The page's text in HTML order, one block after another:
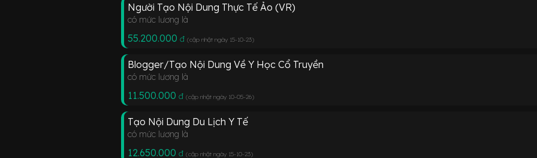
Người Tạo Nội Dung Thực Tế Ảo (VR)
có mức lương là
55.200.000 đ (cập nhật ngày 15-10-23)
Blogger/Tạo Nội Dung Về Y Học Cổ Truyền
có mức lương là
11.500.000 đ (cập nhật ngày 10-05-26)
Tạo Nội Dung Du Lịch Y Tế
có mức lương là
12.650.000 đ (cập nhật ngày 15-10-23)